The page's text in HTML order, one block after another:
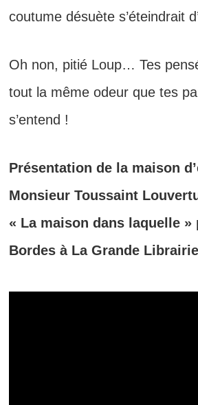
coutume désuète s’éteindrait
Oh non, pitié Loup… Tes
tout la même odeur que tes
s’entend !
Présentation de la maison
Monsieur Toussaint
« La maison dans laquelle »
Bordes à La Grande